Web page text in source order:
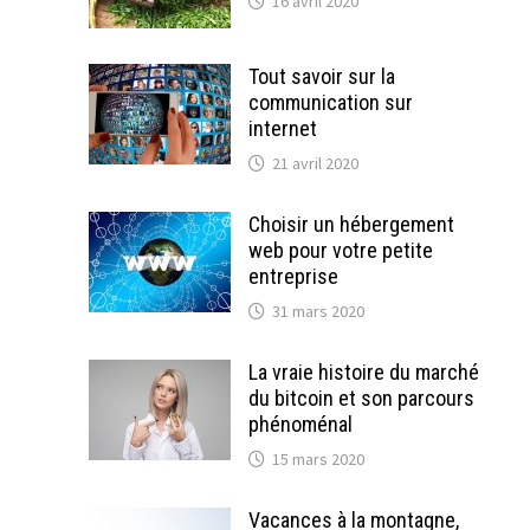
Tout savoir sur la
communication sur
internet
21 avril 2020
Choisir un hébergement
web pour votre petite
entreprise
31 mars 2020
La vraie histoire du marché
du bitcoin et son parcours
phénoménal
15 mars 2020
Vacances à la montagne,